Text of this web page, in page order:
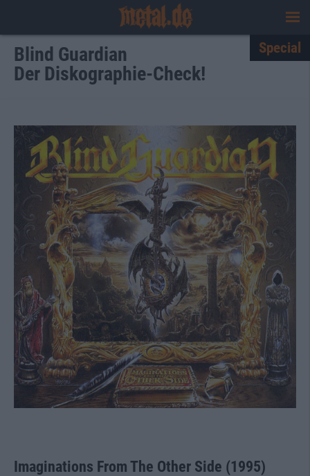
Blind Guardian
Der Diskographie-Check!
Special
Imaginations From The Other Side (1995)